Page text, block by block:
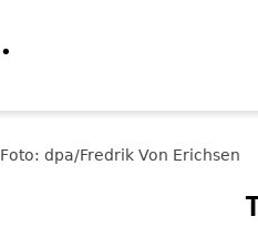
Foto: dpa/Fredrik Von Erichsen